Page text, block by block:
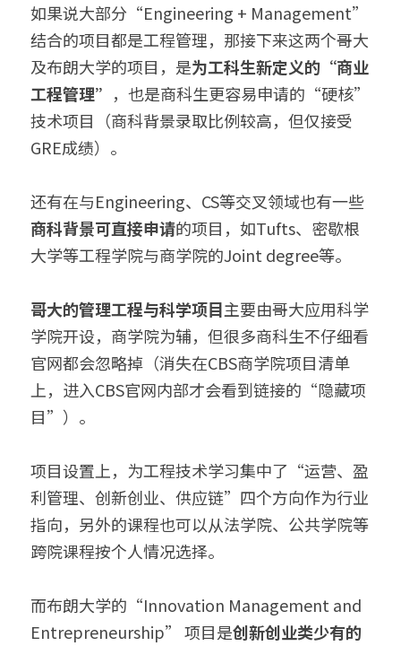
如果说大部分“Engineering + Management”
结合的项目都是工程管理，那接下来这两个哥大
及布朗大学的项目，是为工科生新定义的“商业
工程管理” ，也是商科生更容易申请的“硬核”
技术项目（商科背景录取比例较高，但仅接受
GRE成绩）。
还有在与Engineering、CS等交叉领域也有一些
商科背景可直接申请的项目，如Tufts、密歇根
大学等工程学院与商学院的Joint degree等。
哥大的管理工程与科学项目主要由哥大应用科学
学院开设，商学院为辅，但很多商科生不仔细看
官网都会忽略掉（消失在CBS商学院项目清单
上，进入CBS官网内部才会看到链接的“隐藏项
目”）。
项目设置上，为工程技术学习集中了“运营、盈
利管理、创新创业、供应链”四个方向作为行业
指向，另外的课程也可以从法学院、公共学院等
跨院课程按个人情况选择。
而布朗大学的“Innovation Management and
Entrepreneurship” 项目是创新创业类少有的